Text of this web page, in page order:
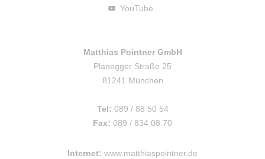
YouTube
Matthias Pointner GmbH
Planegger Straße 25
81241 München
Tel: 089 / 88 50 54
Fax: 089 / 834 08 70
Internet: www.matthiaspointner.de